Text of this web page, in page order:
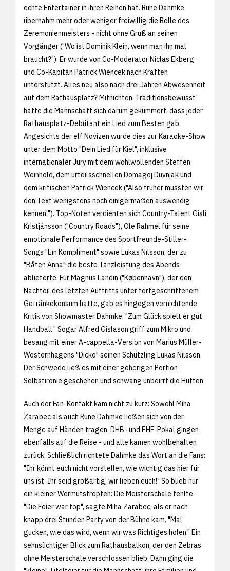
echte Entertainer in ihren Reihen hat. Rune Dahmke
übernahm mehr oder weniger freiwillig die Rolle des
Zeremonienmeisters - nicht ohne Gruß an seinen
Vorgänger ("Wo ist Dominik Klein, wenn man ihn mal
braucht?"). Er wurde von Co-Moderator Niclas Ekberg
und Co-Kapitän Patrick Wiencek nach Kräften
unterstützt. Alles neu also nach drei Jahren Abwesenheit
auf dem Rathausplatz? Mitnichten. Traditionsbewusst
hatte die Mannschaft sich darum gekümmert, dass jeder
Rathausplatz-Debütant ein Lied zum Besten gab.
Angesichts der elf Novizen wurde dies zur Karaoke-Show
unter dem Motto "Dein Lied für Kiel", inklusive
internationaler Jury mit dem wohlwollenden Steffen
Weinhold, dem urteilsschnellen Domagoj Duvnjak und
dem kritischen Patrick Wiencek ("Also früher mussten wir
den Text wenigstens noch einigermaßen auswendig
kennen!"). Top-Noten verdienten sich Country-Talent Gisli
Kristjánsson ("Country Roads"), Ole Rahmel für seine
emotionale Performance des Sportfreunde-Stiller-
Songs "Ein Kompliment" sowie Lukas Nilsson, der zu
"Båten Anna" die beste Tanzleistung des Abends
ablieferte. Für Magnus Landin ("København"), der den
Nachteil des letzten Auftritts unter fortgeschrittenem
Getränkekonsum hatte, gab es hingegen vernichtende
Kritik von Showmaster Dahmke: "Zum Glück spielt er gut
Handball." Sogar Alfred Gislason griff zum Mikro und
besang mit einer A-cappella-Version von Marius Müller-
Westernhagens "Dicke" seinen Schützling Lukas Nilsson.
Der Schwede ließ es mit einer gehörigen Portion
Selbstironie geschehen und schwang unbeirrt die Hüften.
Auch der Fan-Kontakt kam nicht zu kurz: Sowohl Miha
Zarabec als auch Rune Dahmke ließen sich von der
Menge auf Händen tragen. DHB- und EHF-Pokal gingen
ebenfalls auf die Reise - und alle kamen wohlbehalten
zurück. Schließlich richtete Dahmke das Wort an die Fans:
"Ihr könnt euch nicht vorstellen, wie wichtig das hier für
uns ist. Ihr seid großartig, wir lieben euch!" So blieb nur
ein kleiner Wermutstropfen: Die Meisterschale fehlte.
"Die Feier war top", sagte Miha Zarabec, als er nach
knapp drei Stunden Party von der Bühne kam. "Mal
gucken, wie das wird, wenn wir was Richtiges holen." Ein
sehnsüchtiger Blick zum Rathausbalkon, der den Zebras
ohne Meisterschale verschlossen blieb. Dann ging die